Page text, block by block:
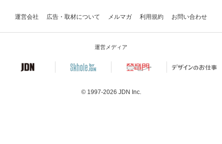
運営会社 広告・取材について メルマガ 利用規約 お問い合わせ
運営メディア
© 1997-2026 JDN Inc.